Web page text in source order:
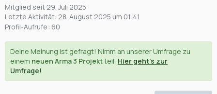
Mitglied seit 29. Juli 2025
Letzte Aktivität: 28. August 2025 um 01:41
Profil-Aufrufe 60
Deine Meinung ist gefragt! Nimm an unserer Umfrage zu
einem neuen Arma 3 Projektteil: Hier geht's zur
Umfrage!